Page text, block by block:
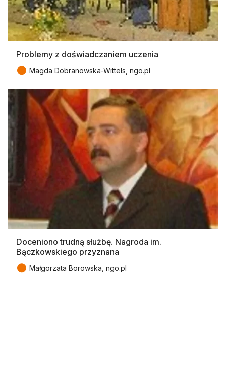
Problemy z doświadczaniem uczenia
● Magda Dobranowska-Wittels, ngo.pl
Doceniono trudną służbę. Nagroda im.
Bączkowskiego przyznana
● Małgorzata Borowska, ngo.pl